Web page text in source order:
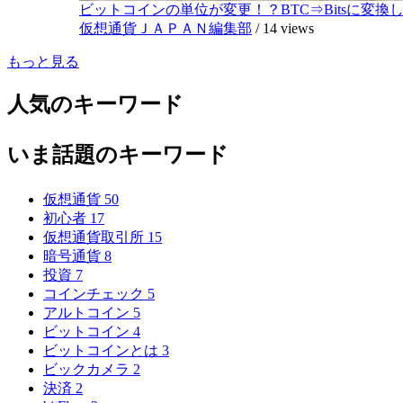
ビットコインの単位が変更！？BTC⇒Bitsに変換し
仮想通貨ＪＡＰＡＮ編集部 / 14 views
もっと見る
人気のキーワード
いま話題のキーワード
仮想通貨 50
初心者 17
仮想通貨取引所 15
暗号通貨 8
投資 7
コインチェック 5
アルトコイン 5
ビットコイン 4
ビットコインとは 3
ビックカメラ 2
決済 2